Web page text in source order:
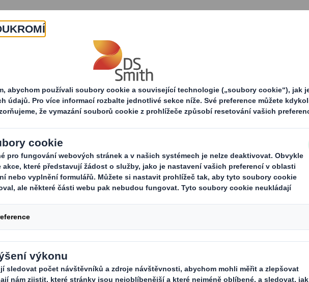
O nás
Využijte potenciálu svých obalů
svých obalů
stáhnout, vyplňte prosím níže uvedený formulář:
nám vědět!
452
nad Labem 407 11
Republika